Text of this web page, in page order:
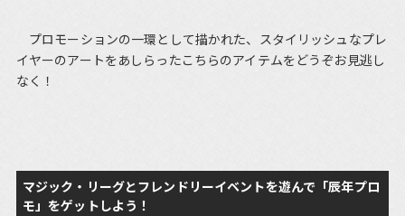
プロモーションの一環として描かれた、スタイリッシュなプレ
イヤーのアートをあしらったこちらのアイテムをどうぞお見逃し
なく！
マジック・リーグとフレンドリーイベントを遊んで「辰年プロ
モ」をゲットしよう！